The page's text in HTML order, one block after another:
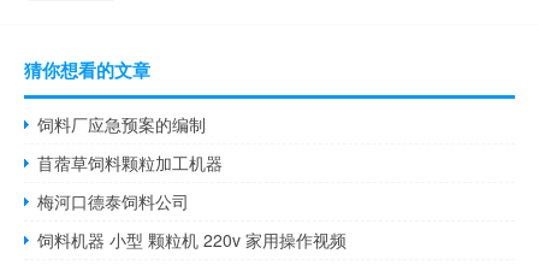
猜你想看的文章
饲料厂应急预案的编制
苜蓿草饲料颗粒加工机器
梅河口德泰饲料公司
饲料机器 小型 颗粒机 220v 家用操作视频